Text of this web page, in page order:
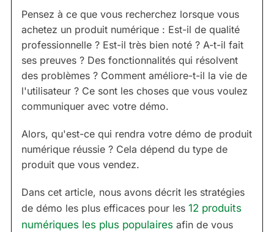
Pensez à ce que vous recherchez lorsque vous
achetez un produit numérique : Est-il de qualité
professionnelle ? Est-il très bien noté ? A-t-il fait
ses preuves ? Des fonctionnalités qui résolvent
des problèmes ? Comment améliore-t-il la vie de
l'utilisateur ? Ce sont les choses que vous voulez
communiquer avec votre démo.
Alors, qu'est-ce qui rendra votre démo de produit
numérique réussie ? Cela dépend du type de
produit que vous vendez.
Dans cet article, nous avons décrit les stratégies
de démo les plus efficaces pour les 12 produits
numériques les plus populaires afin de vous